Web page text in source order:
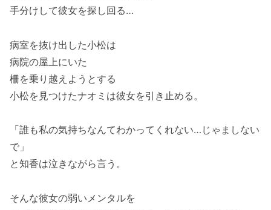
手分けして彼女を探し回る…
病室を抜け出した小松は
病院の屋上にいた
柵を乗り越えようとする
小松を見つけたナオミは彼女を引き止める。
「誰も私の気持ちなんてわかってくれない…じゃましない
で」
と知香は泣きながら言う。
そんな彼女の弱いメンタルを